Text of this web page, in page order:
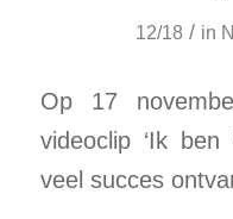
12/18 / in
Op 17
videoclip ‘Ik
veel succes